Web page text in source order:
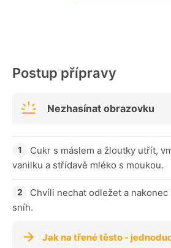
Postup přípravy
Nezhasínat obrazovku
Cukr s máslem a žloutky utřít,
vanilku a střídavě mléko s moukou.
Chvíli nechat odležet a
sníh.
Jak na třené těsto -